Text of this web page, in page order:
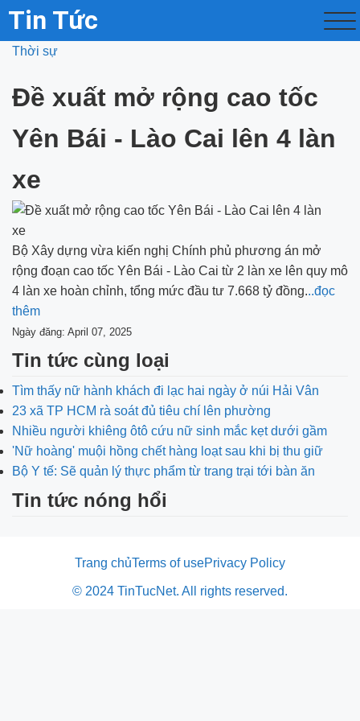
Tin Tức
Thời sự
Đề xuất mở rộng cao tốc
Yên Bái - Lào Cai lên 4 làn
xe
Bộ Xây dựng vừa kiến nghị Chính phủ phương án mở
rộng đoạn cao tốc Yên Bái - Lào Cai từ 2 làn xe lên quy mô
4 làn xe hoàn chỉnh, tổng mức đầu tư 7.668 tỷ đồng...đọc
thêm
Ngày đăng: April 07, 2025
Tin tức cùng loại
Tìm thấy nữ hành khách đi lạc hai ngày ở núi Hải Vân
23 xã TP HCM rà soát đủ tiêu chí lên phường
Nhiều người khiêng ôtô cứu nữ sinh mắc kẹt dưới gầm
'Nữ hoàng' muội hồng chết hàng loạt sau khi bị thu giữ
Bộ Y tế: Sẽ quản lý thực phẩm từ trang trại tới bàn ăn
Tin tức nóng hổi
Trang chủTerms of usePrivacy Policy
© 2024 TinTucNet. All rights reserved.